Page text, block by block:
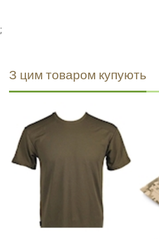
;
З цим товаром купують